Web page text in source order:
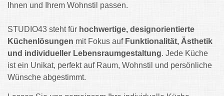
Ihnen und Ihrem Wohnstil passen.
STUDIO43 steht für hochwertige, designorientierte
Küchenlösungen mit Fokus auf Funktionalität, Ästhetik
und individueller Lebensraumgestaltung. Jede Küche
ist ein Unikat, perfekt auf Raum, Wohnstil und persönliche
Wünsche abgestimmt.